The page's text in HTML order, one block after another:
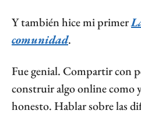
Y también hice mi primer
comunidad.
Fue genial. Compartir con
construir algo online como
honesto. Hablar sobre las